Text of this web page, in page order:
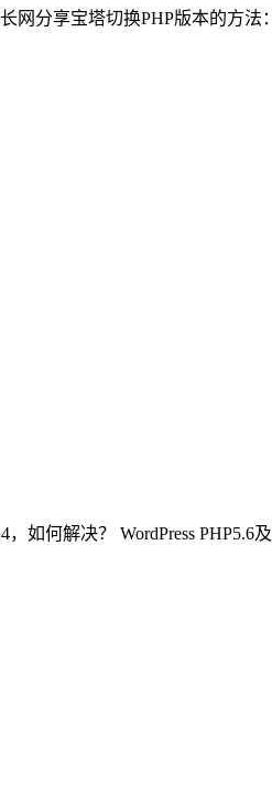
分享宝塔切换PHP版本的方
如何解决？ WordPress